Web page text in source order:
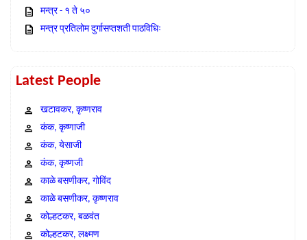
मन्त्र - १ ते ५०
मन्त्र प्रतिलोम दुर्गासप्तशती पाठविधिः
Latest People
खटावकर, कृष्णराव
कंक, कृष्णाजी
कंक, येसाजी
कंक, कृष्णजी
काळे बसणीकर, गोविंद
काळे बसणीकर, कृष्णराव
कोल्हटकर, बळवंत
कोल्हटकर, लक्ष्मण